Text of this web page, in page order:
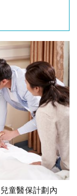
童醫保計劃內